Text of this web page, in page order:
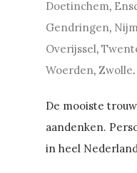
Doetinchem,
Gendringen,
Overijssel,
Woerden, Zwolle.
De mooiste
aandenken.
in heel